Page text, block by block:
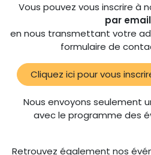
Vous pouvez vous inscrire à
par email
en nous transmettant votre
formulaire de
Cliquez ici pour vous
Nous envoyons seulement
avec le programme des
Retrouvez également nos